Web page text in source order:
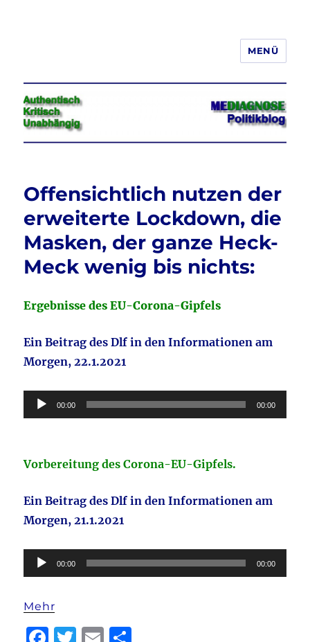
Jeder hat das Recht, seine
Meinung in Wort, Schrift und Bild
frei zu äußern und zu verbreiten
MENÜ
Offensichtlich nutzen der
erweiterte Lockdown, die
Masken, der ganze Heck-
Meck wenig bis nichts:
Ergebnisse des EU-Corona-Gipfels
Ein Beitrag des Dlf in den Informationen am
Morgen, 22.1.2021
Audio-
Player
00:00 00:00
Vorbereitung des Corona-EU-Gipfels.
Ein Beitrag des Dlf in den Informationen am
Morgen, 21.1.2021
Audio-
Player
00:00 00:00
Mehr